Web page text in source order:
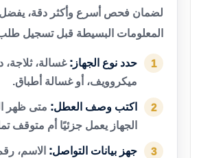
لضمان فحص أسرع وأكثر دقة،
المعلومات البسيطة قبل تسجيل طلب
1 حدد نوع الجهاز: غسالة، ثلاجة،
ميكروويف، أو غسالة أطباق.
2 اكتب وصف العطل: متى ظهر
الجهاز يعمل جزئيًا أم متوقف
3 جهز بيانات التواصل: الاسم،